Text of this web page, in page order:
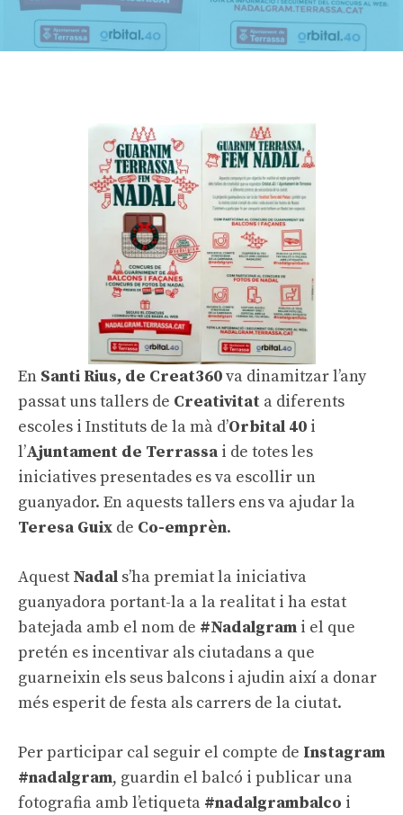
En Santi Rius, de Creat360va dinamitzar l’any
passat uns tallers de Creativitat a diferents
escoles i Instituts de la mà d’Orbital 40 i
l’Ajuntament de Terrassa i de totes les
iniciatives presentades es va escollir un
guanyador. En aquests tallers ens va ajudar la
Teresa Guix de Co-emprèn.
Aquest Nadal s’ha premiat la iniciativa
guanyadora portant-la a la realitat i ha estat
batejada amb el nom de #Nadalgram i el que
pretén es incentivar als ciutadans a que
guarneixin els seus balcons i ajudin així a donar
més esperit de festa als carrers de la ciutat.
Per participar cal seguir el compte de Instagram
#nadalgram, guardin el balcó i publicar una
fotografia amb l’etiqueta #nadalgrambalco i